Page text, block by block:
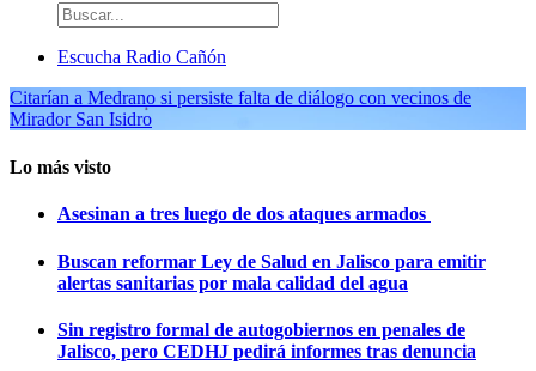
Escucha Radio Cañón
Citarían a Medrano si persiste falta de diálogo con vecinos de
Mirador San Isidro
Lo más visto
Asesinan a tres luego de dos ataques armados
Buscan reformar Ley de Salud en Jalisco para emitir
alertas sanitarias por mala calidad del agua
Sin registro formal de autogobiernos en penales de
Jalisco, pero CEDHJ pedirá informes tras denuncia